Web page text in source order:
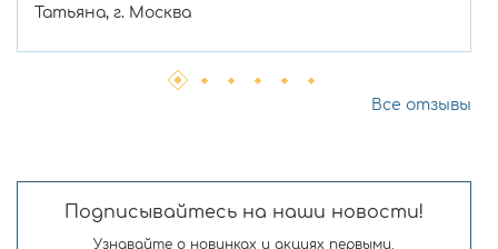
Татьяна, г. Москва
Все отзывы
Подписывайтесь на наши новости!
Узнавайте о новинках и акциях первыми.